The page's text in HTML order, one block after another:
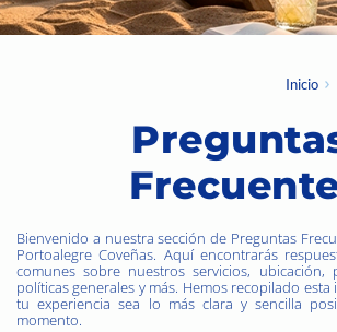
Inicio
Bienvenido a nuestra sección de Preguntas
Portoalegre Coveñas. Aquí encontrarás
comunes sobre nuestros servicios, ubicación,
políticas generales y más. Hemos recopilado
tu experiencia sea lo más clara y sencilla
momento.